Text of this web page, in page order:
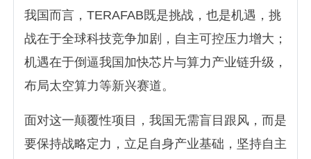
我国而言，TERAFAB既是挑战，也是机遇，挑
战在于全球科技竞争加剧，自主可控压力增大；
机遇在于倒逼我国加快芯片与算力产业链升级，
布局太空算力等新兴赛道。
面对这一颠覆性项目，我国无需盲目跟风，而是
要保持战略定力，立足自身产业基础，坚持自主